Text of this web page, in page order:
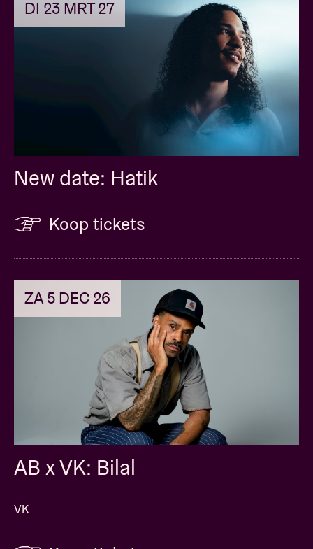
DI 23 MRT 27
New date: Hatik
Koop tickets
ZA 5 DEC 26
AB x VK: Bilal
VK